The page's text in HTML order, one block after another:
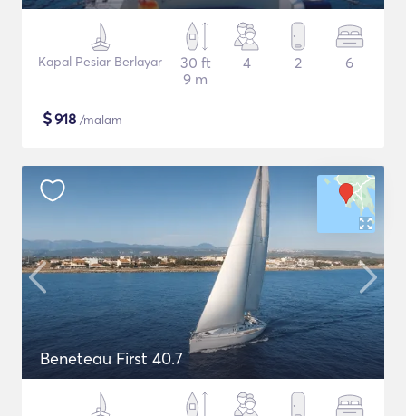
Kapal Pesiar Berlayar
30 ft
9 m
4 2 6
$918 /malam
Beneteau First 40.7